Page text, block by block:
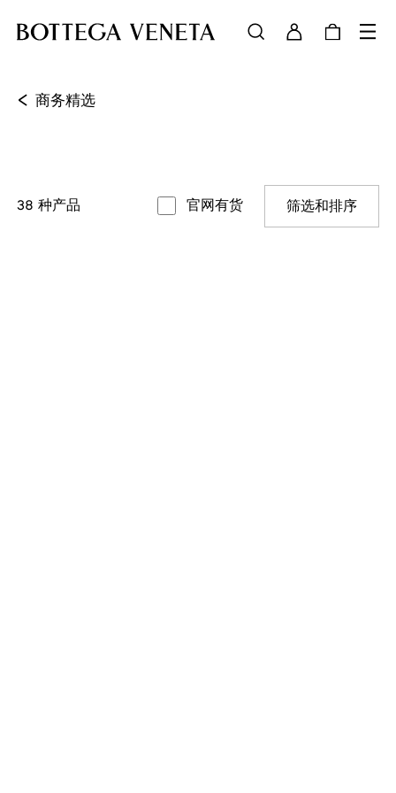
< 商务精选
38 种产品 官网有货 筛选和排序